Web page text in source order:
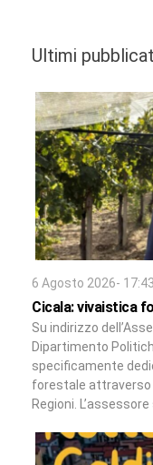
Ultimi
6 Agosto 2026- 17:43
Cicala: vivaistica
Su indirizzo
Dipartimento
specificamente
forestale
Regioni.